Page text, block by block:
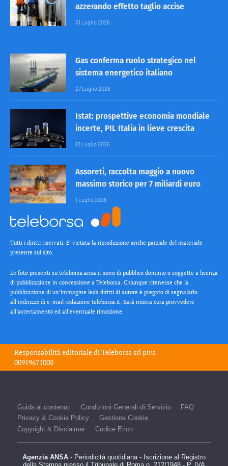
azzerando effetto taglio accise
31 Luglio 2026
Gas conferma ruolo strategico nel
sistema energetico italiano
27 Luglio 2026
Istat: prospettive economia mondiale
incerte, PIL Italia in lieve crescita
10 Luglio 2026
Assoreti, raccolta maggio a nuovo
massimo storico per 7 miliardi euro
1 Luglio 2026
Tutti i diritti riservati. E’ vietata la riproduzione anche parziale del materiale
presente sul sito.
Le foto presenti su teleborsa.ansa.it sono di pubblico dominio o soggette a licenza
di pubblicazione in concessione a Teleborsa. Chiunque ritenesse che la
pubblicazione di un’immagine leda diritti di autore è pregato di segnalarlo
all’indirizzo di e-mail redazione teleborsa.it. Sarà nostra cura provvedere
all’accertamento ed all’eventuale rimozione.
Responsabilità editoriale diTeleborsa srl piva
00919671008
Guida ai contenuti Condizioni Generali di Servizio
FAQ
Privacy & Cookie Policy
Gestione Cookie
Copyright & Disclaimer
Codice Etico
Agenzia ANSA - Periodicità quotidiana - Iscrizione al Registro